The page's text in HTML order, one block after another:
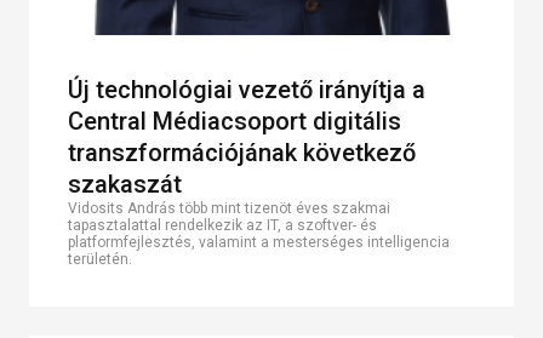
Új technológiai vezető irányítja a
Central Médiacsoport digitális
transzformációjának következő
szakaszát
Vidosits András több mint tizenöt éves szakmai
tapasztalattal rendelkezik az IT, a szoftver- és
platformfejlesztés, valamint a mesterséges intelligencia
területén.